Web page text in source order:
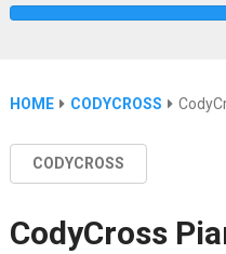
HOME CODYCROSS
CODYCROSS
CodyCross